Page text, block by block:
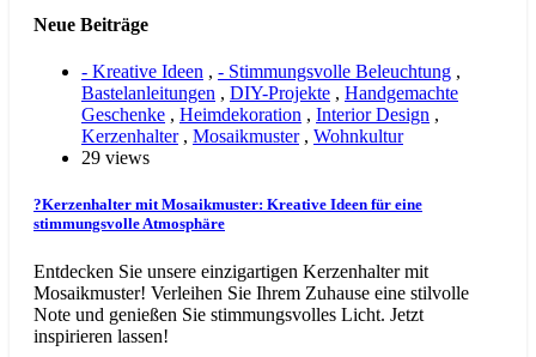
Neue Beiträge
- Kreative Ideen , - Stimmungsvolle Beleuchtung ,
Bastelanleitungen , DIY-Projekte , Handgemachte
Geschenke , Heimdekoration , Interior Design ,
Kerzenhalter, Mosaikmuster, Wohnkultur
29 views
?Kerzenhalter mit Mosaikmuster: Kreative Ideen für eine
stimmungsvolle Atmosphäre
Entdecken Sie unsere einzigartigen Kerzenhalter mit
Mosaikmuster! Verleihen Sie Ihrem Zuhause eine stilvolle
Note und genießen Sie stimmungsvolles Licht. Jetzt
inspirieren lassen!